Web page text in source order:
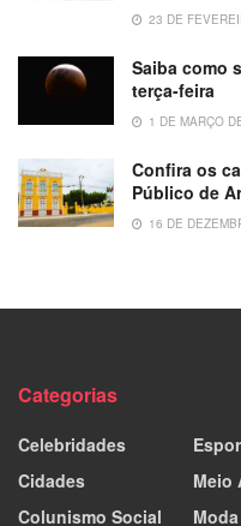
23 DE
Saiba como
terça-feira
1 DE MARÇO
Confira os
Público de
16 DE
Categorias
Celebridades
Cidades
Colunismo Social
Meio
Moda